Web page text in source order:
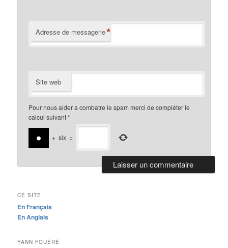
Adresse de messagerie*
Site web
Pour nous aider a combatre le spam merci de compléter le
calcul suivant*
+ six =
CE SITE
En Français
En Anglais
YANN FOUÉRÉ